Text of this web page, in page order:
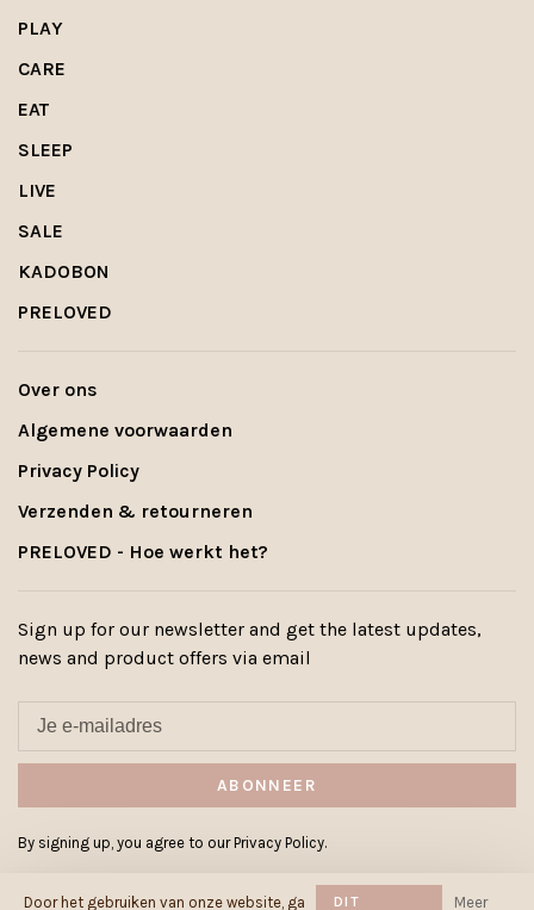
PLAY
CARE
EAT
SLEEP
LIVE
SALE
KADOBON
PRELOVED
Over ons
Algemene voorwaarden
Privacy Policy
Verzenden & retourneren
PRELOVED - Hoe werkt het?
Sign up for our newsletter and get the latest updates,
news and product offers via email
ABONNEER
By signing up, you agree to our Privacy Policy.
Door het gebruiken van onze website, ga DIT Meer